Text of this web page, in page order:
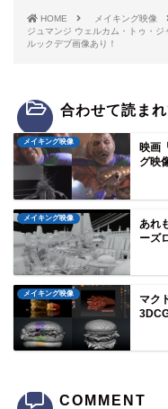
HOME
メイキング映像
ジュマンジ ウェルカム・トゥ・
ルックデブ画像あり！
合わせて読ま
メイキング映像
映画
グ映
メイキング映像
あれ
ーズ
メイキング映像
マク
COMMENT